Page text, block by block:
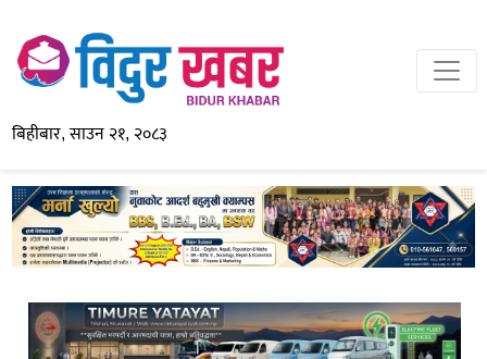
बिहीबार, साउन २१, २०८३